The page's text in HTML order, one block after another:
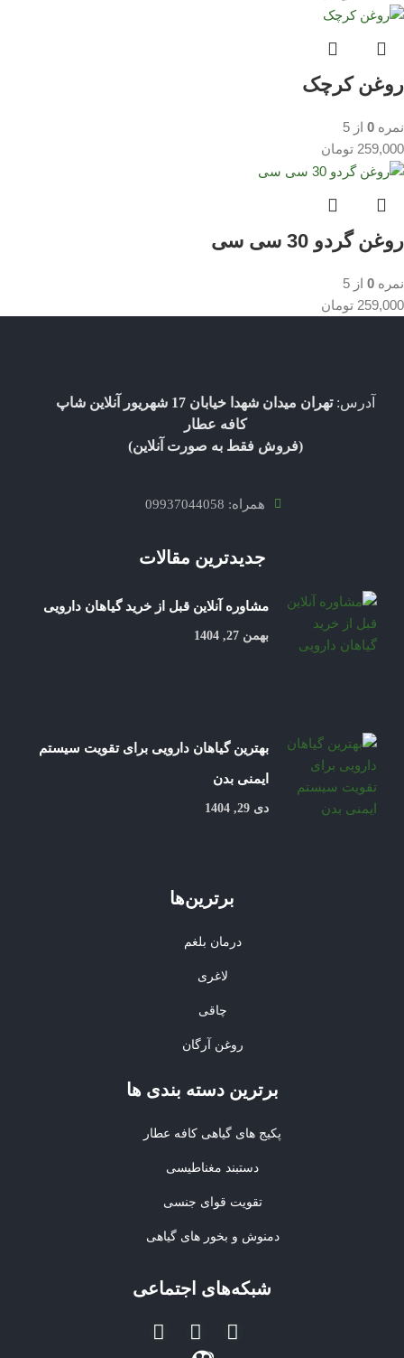
روغن کرچک
نمره 0 از 5
259,000 تومان
روغن گردو 30 سی سی
نمره 0 از 5
259,000 تومان
آدرس:
تهران میدان شهدا خیابان 17 شهریور آنلاین شاپ
کافه عطار
(فروش فقط به صورت آنلاین)
همراه: 09937044058
جدیدترین مقالات
مشاوره آنلاین قبل از خرید گیاهان دارویی
بهمن 27, 1404
بهترین گیاهان دارویی برای تقویت سیستم
ایمنی بدن
دی 29, 1404
برترین‌ها
درمان بلغم
لاغری
چاقی
روغن آرگان
برترین‌ دسته بندی ها
پکیج های گیاهی کافه عطار
دستبند مغناطیسی
تقویت قوای جنسی
دمنوش و بخور های گیاهی
شبکه‌های اجتماعی